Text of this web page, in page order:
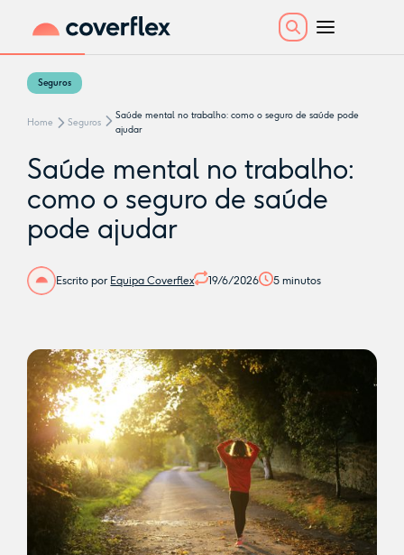
Seguros
Home Seguros
Saúde mental no trabalho: como o seguro de saúde pode
ajudar
Saúde mental no trabalho:
como o seguro de saúde
pode ajudar
Escrito por Equipa Coverflex 19/6/2026 5 minutos